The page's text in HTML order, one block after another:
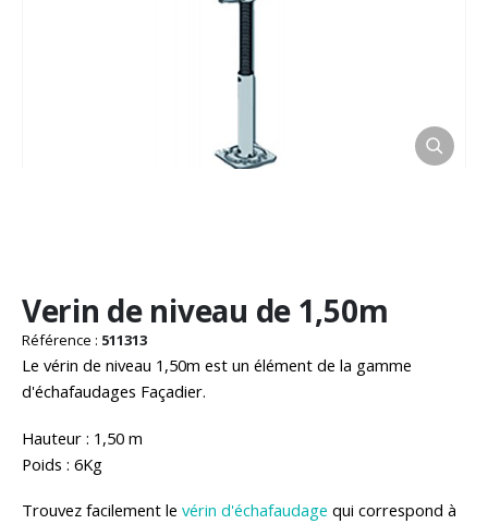
au
début
de
la
Galerie
Verin de niveau de 1,50m
Référence : 511313
Le vérin de niveau 1,50m est un élément de la gamme
d'échafaudages Façadier.
Hauteur : 1,50 m
Poids : 6Kg
Trouvez facilement le vérin d'échafaudage qui correspond à